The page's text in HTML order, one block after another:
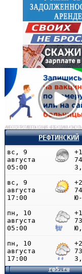
РЕФТИНСКИЙ